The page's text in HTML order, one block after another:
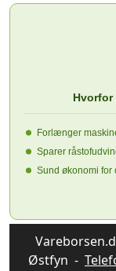
Forlænger
Sparer
Sund økonomi for
Østfyn -